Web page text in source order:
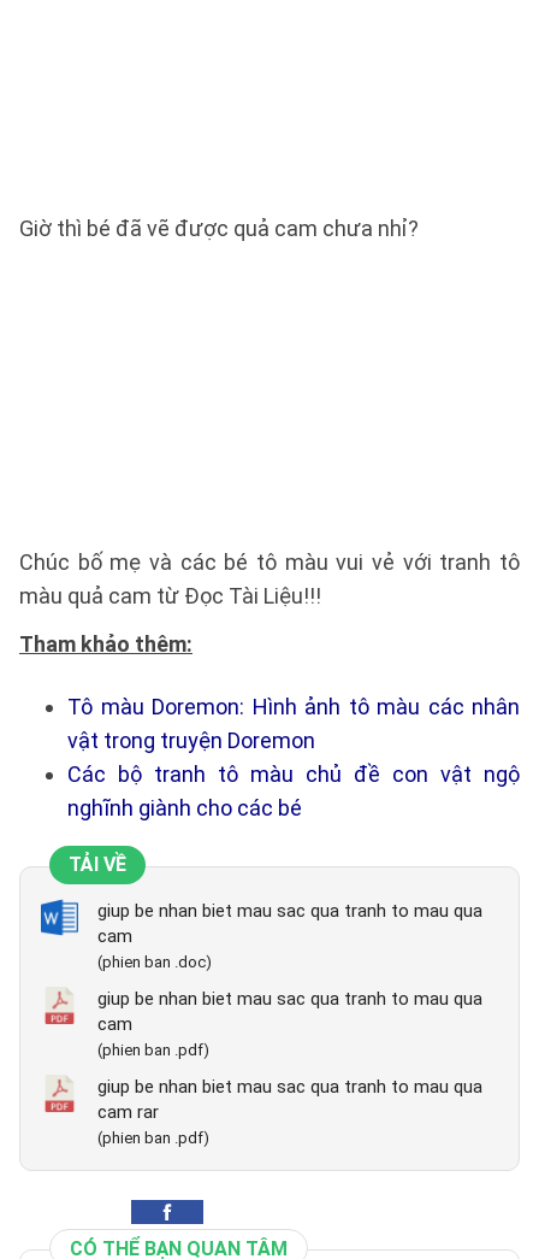
Giờ thì bé đã vẽ được quả cam chưa nhỉ?
Chúc bố mẹ và các bé tô màu vui vẻ với tranh tô
màu quả cam từ Đọc Tài Liệu!!!
Tham khảo thêm:
Tô màu Doremon: Hình ảnh tô màu các nhân
vật trong truyện Doremon
Các bộ tranh tô màu chủ đề con vật ngộ
nghĩnh giành cho các bé
TẢI VỀ
giup be nhan biet mau sac qua tranh to mau qua
cam
(phien ban .doc)
giup be nhan biet mau sac qua tranh to mau qua
cam
(phien ban .pdf)
giup be nhan biet mau sac qua tranh to mau qua
cam rar
(phien ban .pdf)
CÓ THỂ BẠN QUAN TÂM